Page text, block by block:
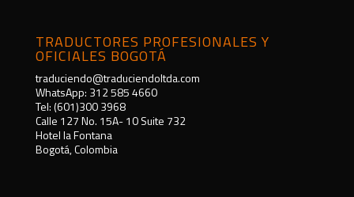
TRADUCTORES PROFESIONALES Y
OFICIALES BOGOTÁ
traduciendo@traduciendoltda.com
WhatsApp: 312 585 4660
Tel: (601)300 3968
Calle 127 No. 15A- 10 Suite 732
Hotel la Fontana
Bogotá, Colombia